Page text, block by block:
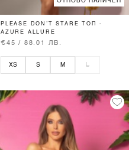
PLEASE DON’T STARE ТОП -
AZURE ALLURE
€45 / 88.01 ЛВ.
XS S M L